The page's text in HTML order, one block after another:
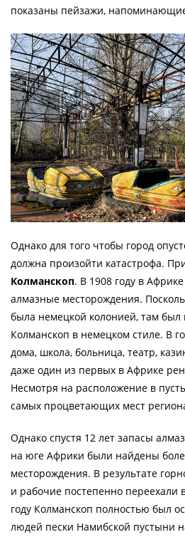
показаны пейзажи,
Однако для того чтобы город
должна произойти катастрофа.
Колманскоп. В 1908 году в
алмазные месторождения.
была немецкой колонией, там был
Колманскоп в немецком стиле. В
дома, школа, больница, театр,
даже один из первых в Африке
Несмотря на расположение в
самых процветающих мест
Однако спустя 12 лет запасы
на юге Африки были найдены
месторождения. В результате
и рабочие постепенно переехали
году Колманскоп полностью был
людей пески Намибской пустыни